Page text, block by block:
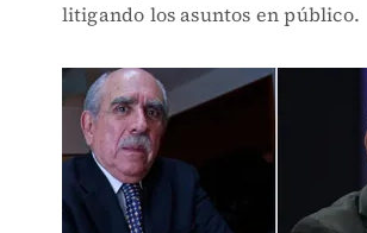
litigando los asuntos en público.